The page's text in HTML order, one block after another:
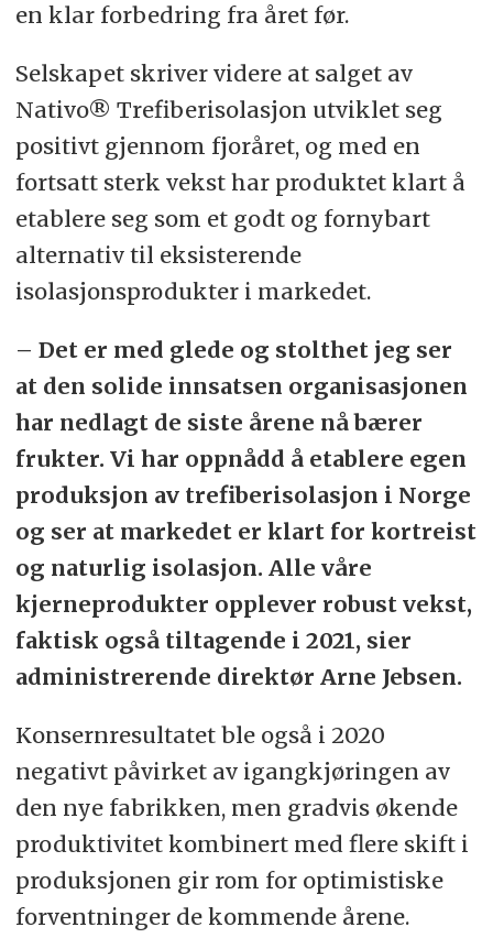
en klar forbedring fra året før.
Selskapet skriver videre at salget av
Nativo® Trefiberisolasjon utviklet seg
positivt gjennom fjoråret, og med en
fortsatt sterk vekst har produktet klart å
etablere seg som et godt og fornybart
alternativ til eksisterende
isolasjonsprodukter i markedet.
– Det er med glede og stolthet jeg ser
at den solide innsatsen organisasjonen
har nedlagt de siste årene nå bærer
frukter. Vi har oppnådd å etablere egen
produksjon av trefiberisolasjon i Norge
og ser at markedet er klart for kortreist
og naturlig isolasjon. Alle våre
kjerneprodukter opplever robust vekst,
faktisk også tiltagende i 2021, sier
administrerende direktør Arne Jebsen.
Konsernresultatet ble også i 2020
negativt påvirket av igangkjøringen av
den nye fabrikken, men gradvis økende
produktivitet kombinert med flere skift i
produksjonen gir rom for optimistiske
forventninger de kommende årene.